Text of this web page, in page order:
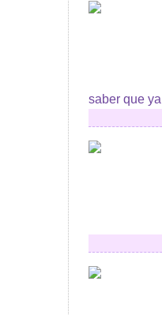
saber que